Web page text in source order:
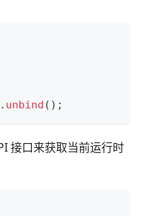
. unbind ( ) ;
接口来获取当前运行时